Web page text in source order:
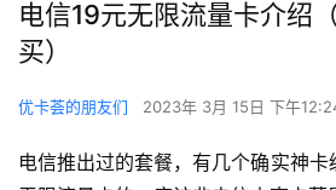
电信19元无限流量卡介绍
买）
优卡荟的朋友们 2023年 3月 15日 下午
电信推出过的套餐，有几个确实神